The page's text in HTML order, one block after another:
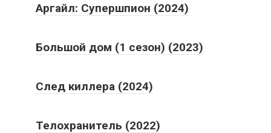
Аргайл: Супершпион (2024)
Большой дом (1 сезон) (2023)
След киллера (2024)
Телохранитель (2022)